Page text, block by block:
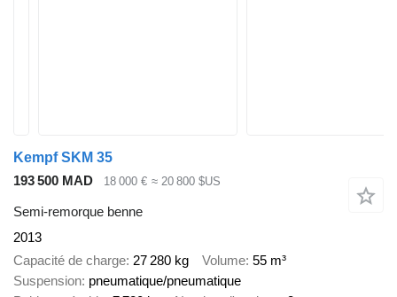
Kempf SKM 35
193 500 MAD
18 000 € ≈ 20 800 $US
Semi-remorque benne
2013
Capacité de charge 27 280 kg Volume 55 m³
Suspension pneumatique/pneumatique